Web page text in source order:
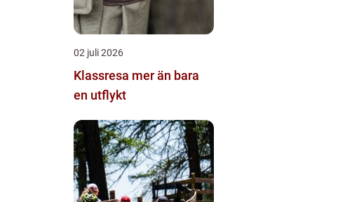
02 juli 2026
Klassresa mer än bara
en utflykt